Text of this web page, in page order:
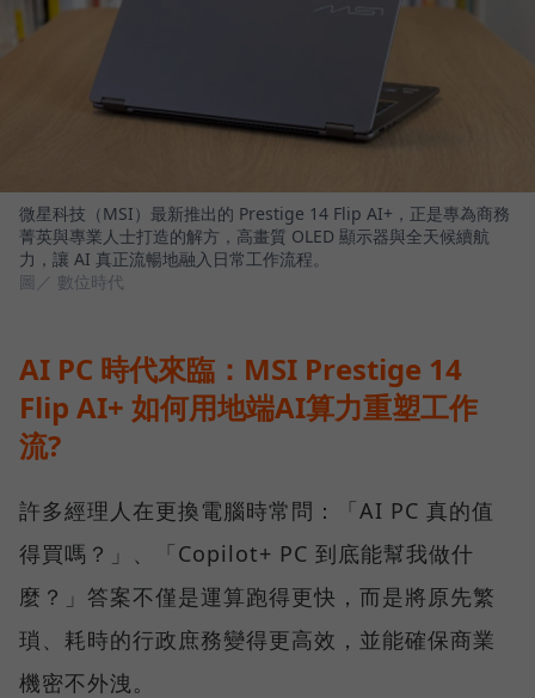
微星科技（MSI）最新推出的 Prestige 14 Flip AI+，正是專為商務
菁英與專業人士打造的解方，高畫質 OLED 顯示器與全天候續航
力，讓 AI 真正流暢地融入日常工作流程。
圖／ 數位時代
AI PC 時代來臨：MSI Prestige 14
Flip AI+ 如何用地端AI算力重塑工作
流?
許多經理人在更換電腦時常問：「AI PC 真的值
得買嗎？」、「Copilot+ PC 到底能幫我做什
麼？」答案不僅是運算跑得更快，而是將原先繁
瑣、耗時的行政庶務變得更高效，並能確保商業
機密不外洩。